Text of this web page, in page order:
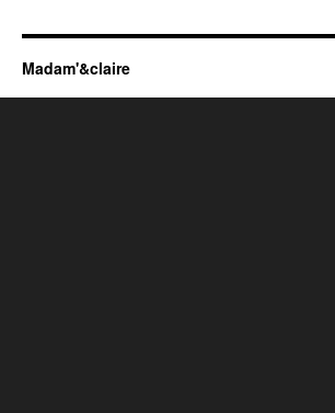
Madam'&claire